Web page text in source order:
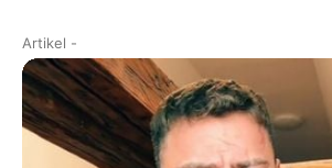
Artikel -